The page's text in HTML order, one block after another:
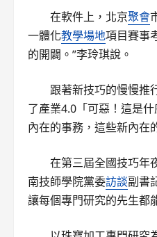
在軟件上，北京聚會
一體化教學場地項目賽事
的開闢。”李玲琪說。
跟著新技巧的慢慢推
了產業4.0「可惡！這是
內在的事務，這些新內在
在第三屆全國技巧年
南技師學院黨委訪談副書
讓每個專門研究的先生都